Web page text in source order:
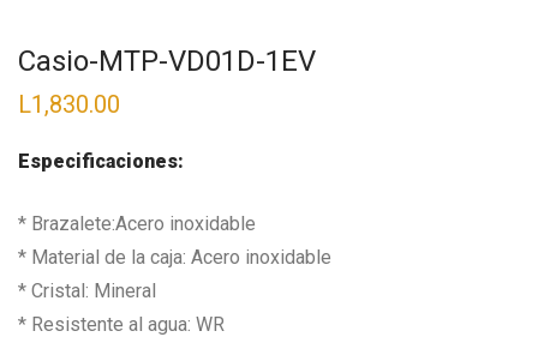
Casio-MTP-VD01D-1EV
L1,830.00
Especificaciones:
* Brazalete:Acero inoxidable
* Material de la caja: Acero inoxidable
* Cristal: Mineral
* Resistente al agua: WR